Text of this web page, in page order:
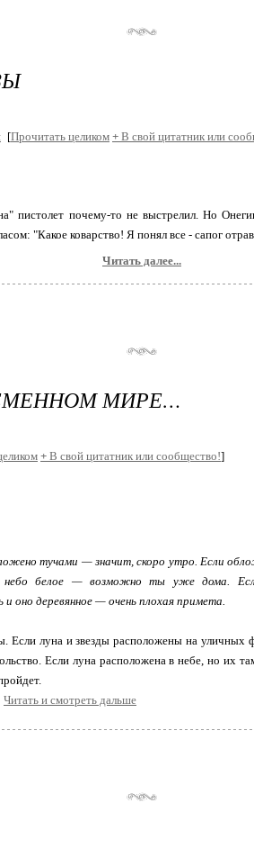
[Прочитать целиком + В свой цитатник или
пистолет почему-то не выстрелил. Но
"Какое коварство! Я понял все - сапог
Читать далее...
МИРЕ…
+ В свой цитатник или сообщество!]
тучами — значит, скоро утро. Если
небо белое — возможно ты уже дома.
оно деревянное — очень плохая примета.
Если луна и звезды расположены на уличных
Если луна расположена в небе, но их
Читать и смотреть дальше